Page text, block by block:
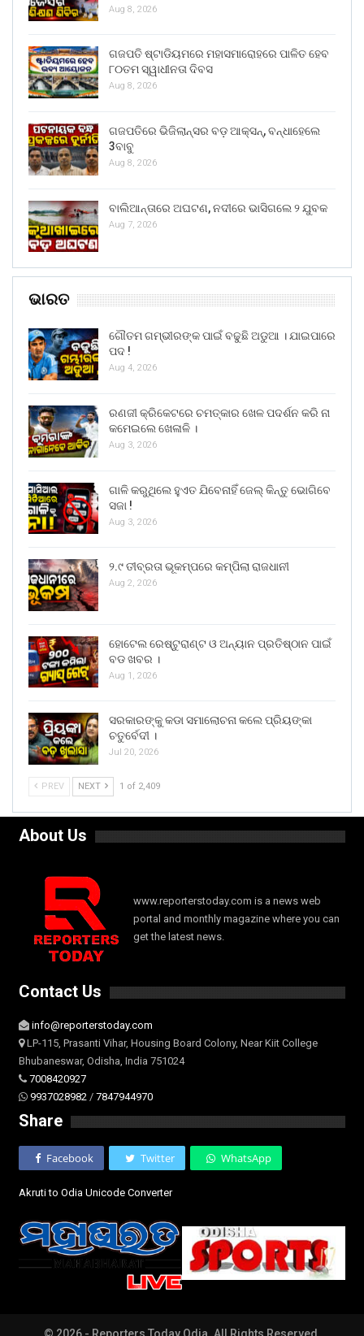
Aug 8, 2026
ଗଜପତି ଷ୍ଟାଡିୟମରେ ମହାସମାରୋହରେ ପାଳିତ ହେବ
୮୦ତମ ସ୍ୱାଧୀନତା ଦିବସ
Aug 8, 2026
ଗଜପତିରେ ଭିଜିଲାନ୍ସର ବଡ଼ ଆକ୍ସନ୍, ବନ୍ଧାହେଲେ
3ବାବୁ
Aug 8, 2026
ବାଲିଆନ୍ତାରେ ଅଘଟଣ, ନଦୀରେ ଭାସିଗଲେ ୨ ଯୁବକ
Aug 7, 2026
ଭାରତ
ଗୌତମ ଗମ୍ଭୀରଙ୍କ ପାଇଁ ବଢୁଛି ଅଡୁଆ । ଯାଇପାରେ
ପଦ !
Aug 4, 2026
ରଣଜୀ କ୍ରିକେଟରେ ଚମତ୍କାର ଖେଳ ପଦର୍ଶନ କରି ନା
କମେଇଲେ ଖେଳାଳି ।
Aug 3, 2026
ଗାଳି କରୁଥିଲେ ହୁଏତ ଯିବେନାହିଁ ଜେଲ୍ କିନ୍ତୁ ଭୋଗିବେ
ସଜା !
Aug 3, 2026
୨.୯ ତୀବ୍ରତା ଭୂକମ୍ପରେ କମ୍ପିଲା ରାଜଧାନୀ
Aug 2, 2026
ହୋଟେଲ ରେଷ୍ଟୁରାଣ୍ଟ ଓ ଅନ୍ୟାନ ପ୍ରତିଷ୍ଠାନ ପାଇଁ
ବଡ ଖବର ।
Aug 1, 2026
ସରକାରଙ୍କୁ କଡା ସମାଲୋଚନା କଲେ ପ୍ରିୟଙ୍କା
ଚତୁର୍ବେଦୀ ।
Jul 20, 2026
PREV NEXT 1 of 2,409
About Us
www.reporterstoday.com is a news web
portal and monthly magazine where you can
get the latest news.
Contact Us
info@reporterstoday.com
LP-115, Prasanti Vihar, Housing Board Colony, Near Kiit College
Bhubaneswar, Odisha, India 751024
7008420927
9937028982 / 7847944970
Share
Facebook Twitter WhatsApp
Akruti to Odia Unicode Converter
© 2026 - Reporters Today Odia. All Rights Reserved.